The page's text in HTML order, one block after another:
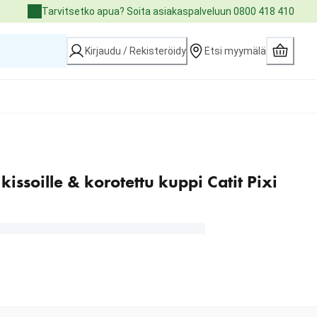
Tarvitsetko apua? Soita asiakaspalveluun 0800 418 410
Kirjaudu / Rekisteröidy Etsi myymälä
& korotettu kuppi Catit Pixi